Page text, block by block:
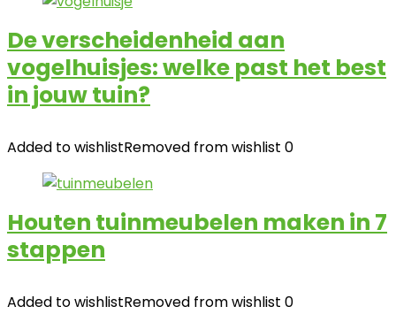
De verscheidenheid aan
vogelhuisjes: welke past het best
in jouw tuin?
Added to wishlistRemoved from wishlist 0
Houten tuinmeubelen maken in 7
stappen
Added to wishlistRemoved from wishlist 0